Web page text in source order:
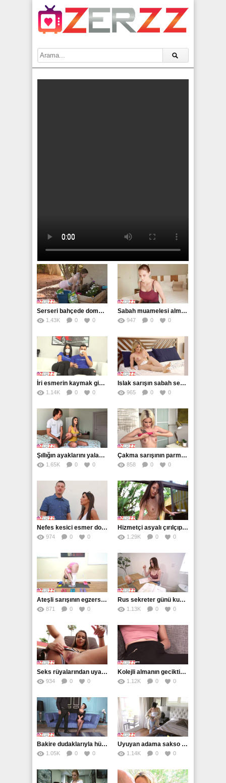
Serseri bahçede domalan baldıza analdan kaydı
1.43K 0 0
Sabah muamelesi alman kadını iyice sulandırdı
947 0 0
İri esmerin kaymak gibi amcığını tadacak
1.14K 0 0
Islak sarışın sabah seksi için yalvarmış
965 0 0
Şıllığın ayaklarını yalayan eleman fetişleriyle titretti
1.65K 0 0
Çakma sarışının parmaklarla şiddetli orgazmı
858 0 0
Nefes kesici esmer domalıp sikişi bekliyor
974 0 0
Hizmetçi asyalı çırılçıplak hizmeti seviyor
1.29K 0 0
Ateşli sarışının egzersizleri yarrakları kabarttı
871 0 0
Rus sekreter günü kucakta inleyerek bitirecek
1.13K 0 0
Seks rüyalarından uyanan alman aşüfteyi sikti
934 0 0
Kolejli almanın geciktirmeden sikiş istemekte
1.12K 0 0
Bakire dudaklarıyla hünerlerini konuşturuyor
1.05K 0 0
Uyuyan adama sakso esmeri adeta canlandırmış
1.14K 0 0